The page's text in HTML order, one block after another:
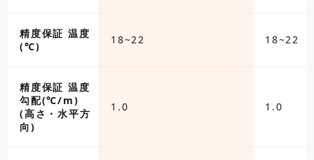
精度保証 温度
(℃)
18~22 18~22
精度保証 温度
勾配(℃/m)
(高さ・水平方
向)
1.0 1.0